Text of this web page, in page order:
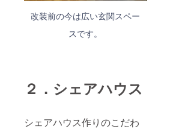
改装前の今は広い玄関スペー
スです。
２．シェアハウス
シェアハウス作りのこだわ